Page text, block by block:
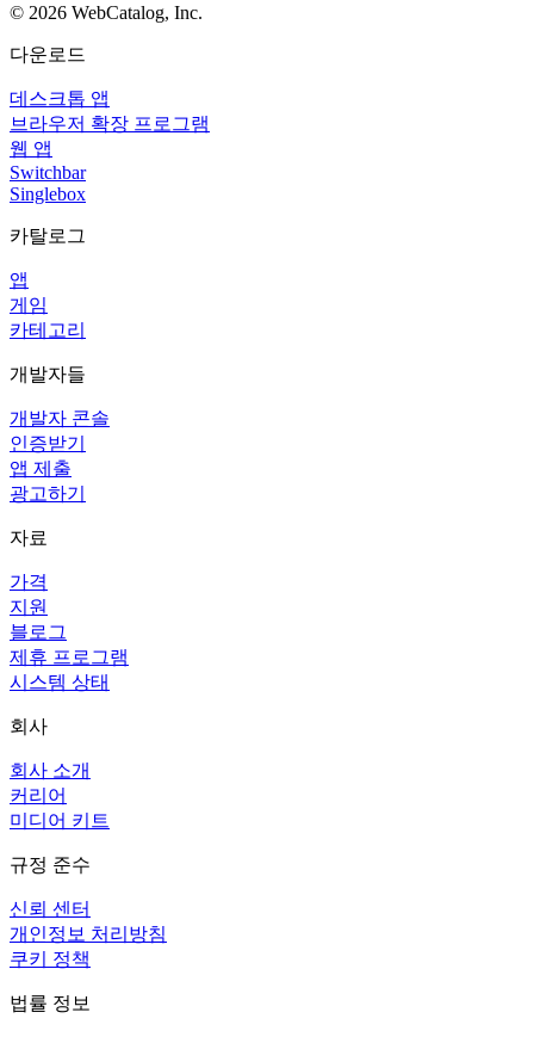
© 2026 WebCatalog, Inc.
다운로드
데스크톱 앱
브라우저 확장 프로그램
웹 앱
Switchbar
Singlebox
카탈로그
앱
게임
카테고리
개발자들
개발자 콘솔
인증받기
앱 제출
광고하기
자료
가격
지원
블로그
제휴 프로그램
시스템 상태
회사
회사 소개
커리어
미디어 키트
규정 준수
신뢰 센터
개인정보 처리방침
쿠키 정책
법률 정보